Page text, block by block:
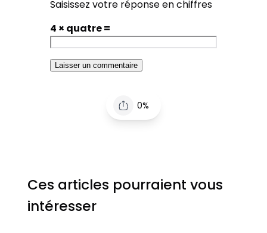
Saisissez votre réponse en chiffres
4 × quatre =
0%
Ces articles pourraient vous
intéresser